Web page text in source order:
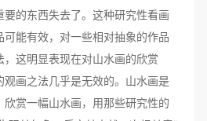
的东西失去了。这种研究性看画
能有效，对一些相对抽象的作品
这明显表现在对山水画的欣赏
观画之法几乎是无效的。山水画是
赏一幅山水画，用那些研究性的